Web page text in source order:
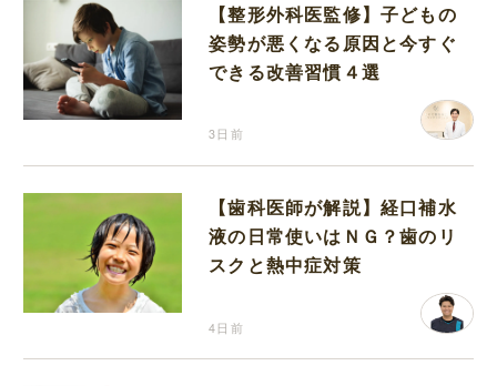
【整形外科医監修】子どもの
姿勢が悪くなる原因と今すぐ
できる改善習慣４選
3日前
【歯科医師が解説】経口補水
液の日常使いはＮＧ？歯のリ
スクと熱中症対策
4日前